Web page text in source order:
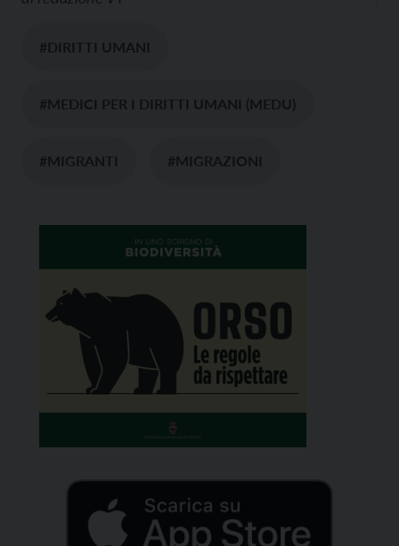
#DIRITTI UMANI
#MEDICI PER I DIRITTI UMANI (MEDU)
#MIGRANTI #MIGRAZIONI